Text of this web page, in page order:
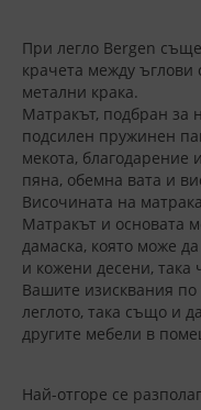
При легло Bergen
крачета между ъглови
метални крака.
Матракът, подбран за
подсилен пружинен
мекота, благодарение
пяна, обемна вата и
Височината на
Матракът и основата
дамаска, която може
и кожени десени, така
Вашите изисквания
леглото, така също и
другите мебели в
Най-отгоре се